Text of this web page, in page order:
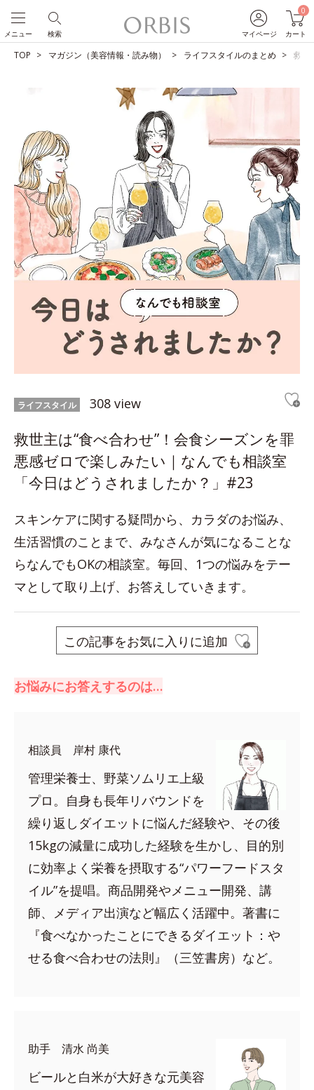
マイページ
0
カート
検索
メニュー
TOP マガジン（美容情報・読み物） ライフスタイルのまとめ 救世
ライフスタイル 308 view
救世主は“食べ合わせ”！会食シーズンを罪
悪感ゼロで楽しみたい｜なんでも相談室
「今日はどうされましたか？」#23
スキンケアに関する疑問から、カラダのお悩み、
生活習慣のことまで、みなさんが気になることな
らなんでもOKの相談室。毎回、1つの悩みをテー
マとして取り上げ、お答えしていきます。
この記事をお気に入りに追加
お悩みにお答えするのは…
相談員 岸村 康代
管理栄養士、野菜ソムリエ上級
プロ。自身も長年リバウンドを
繰り返しダイエットに悩んだ経験や、その後
15kgの減量に成功した経験を生かし、目的別
に効率よく栄養を摂取する“パワーフードスタ
イル”を提唱。商品開発やメニュー開発、講
師、メディア出演など幅広く活躍中。著書に
『食べなかったことにできるダイエット：や
せる食べ合わせの法則』（三笠書房）など。
助手 清水 尚美
ビールと白米が大好きな元美容